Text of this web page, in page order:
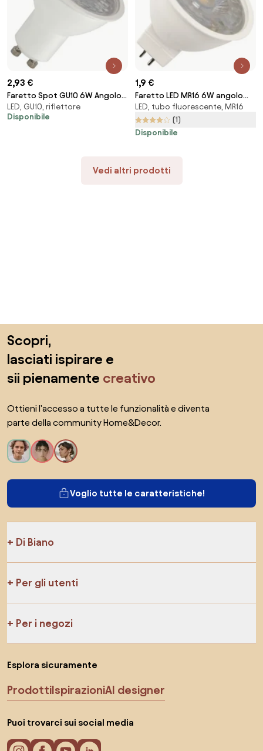
2,93 €
Faretto Spot GU10 6W Angolo
36° Colore Bianco Caldo
3.000K
LED, GU10, riflettore
Disponibile
1,9 €
Faretto LED MR16 6W angolo
38° 12/24V AC/DC Colore
Bianco Caldo 3.000K
LED, tubo fluorescente, MR16
(1)
Disponibile
Vedi altri prodotti
Scopri,
lasciati ispirare e
sii pienamente creativo
Ottieni l'accesso a tutte le funzionalità e diventa
parte della community Home&Decor.
Voglio tutte le caratteristiche!
Di Biano
Per gli utenti
Per i negozi
Esplora sicuramente
ProdottiIspirazioniAI designer
Puoi trovarci sui social media